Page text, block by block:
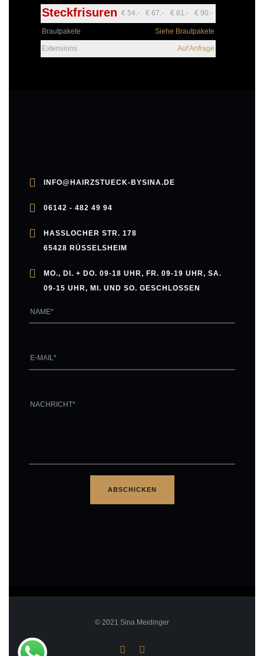
Steckfrisuren € 54.- € 67.- € 81.- € 90.-
Brautpakete Siehe Brautpakete
Extensions Auf Anfrage
INFO@HAIRZSTUECK-BYSINA.DE
06142 - 482 49 94
HASSLOCHER STR. 178
65428 RÜSSELSHEIM
MO., DI. + DO. 09-18 UHR, FR. 09-19 UHR, SA.
09-15 UHR, MI. UND SO. GESCHLOSSEN
© 2021 Sina Meidinger